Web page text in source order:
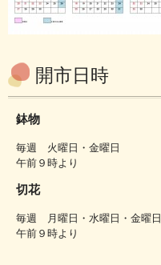
開市日時
鉢物
毎週 火曜日・金曜日
午前９時より
切花
毎週 月曜日・水曜日・金曜日
午前９時より